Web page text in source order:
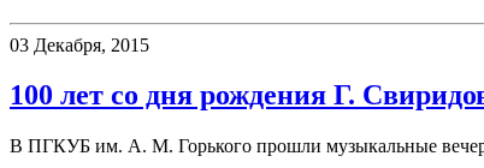
03 Декабря, 2015
100 лет со дня рождения Г.
В ПГКУБ им. А. М. Горького прошли музыкальные